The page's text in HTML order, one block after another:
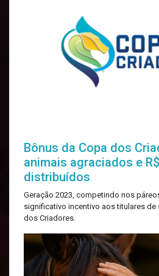
Bônus da Copa dos
animais agraciados e
distribuídos
Geração 2023, competindo nos
significativo incentivo aos titulares de
dos Criadores.